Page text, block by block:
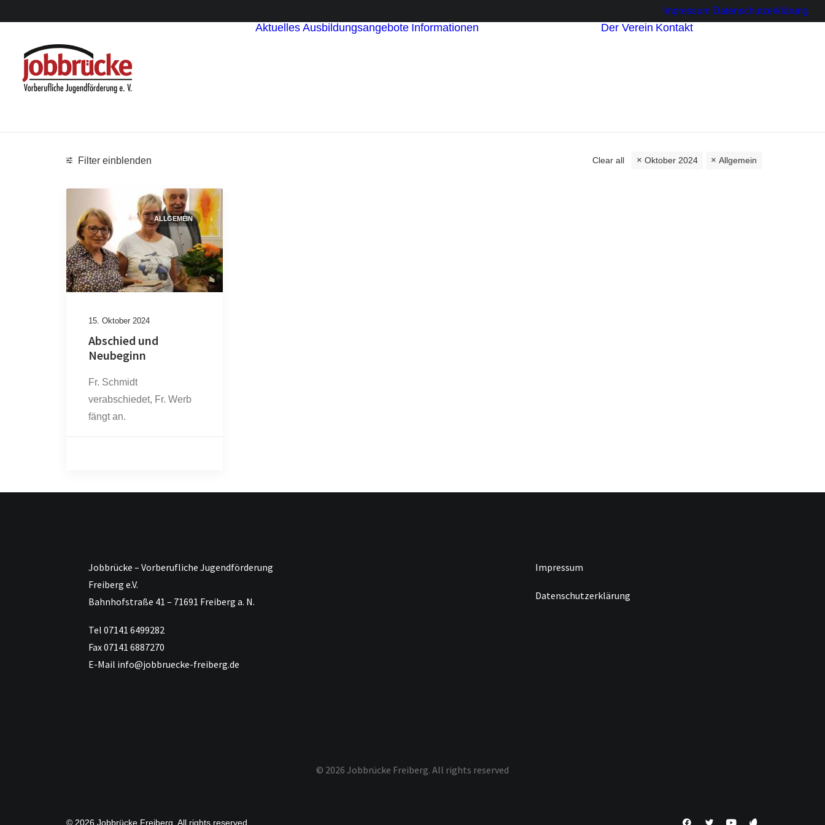
Impressum Datenschutzerklärung
Aktuelles Ausbildungsangebote Informationen Der Verein Kontakt
Filter einblenden Clear all Oktober 2024 Allgemein
Allgemein (1)
Search
Oktober 2024
ALLGEMEIN
15. Oktober 2024
Abschied und
Neubeginn
Fr. Schmidt
verabschiedet, Fr. Werb
fängt an.
Jobbrücke – Vorberufliche Jugendförderung
Freiberg e.V.
Bahnhofstraße 41 – 71691 Freiberg a. N.
Tel 07141 6499282
Fax 07141 6887270
E-Mail info@jobbruecke-freiberg.de
Impressum
Datenschutzerklärung
© 2026 Jobbrücke Freiberg. All rights reserved
© 2026 Jobbrücke Freiberg. All rights reserved